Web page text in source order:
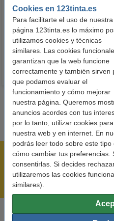
Cookies en 123tinta.es
Para facilitarte el uso de nuestra
página 123tinta.es lo máximo
utilizamos cookies y técnicas
similares. Las cookies
garantizan que la web funcione
correctamente y también sirven
que podamos evaluar el
funcionamiento y cómo mejorar
nuestra página. Queremos
anuncios acordes con tus
por lo tanto, utilizar cookies
nuestra web y en internet. En
podrás leer todo sobre este
cómo cambiar tus preferencias.
consentirlas. Si decides
utilizaremos las cookies
similares).
123tinta Papel fotográfico
10,50 € Incl. 21% IVA
Rápido y sencillo
Mejor Precio Garantizado